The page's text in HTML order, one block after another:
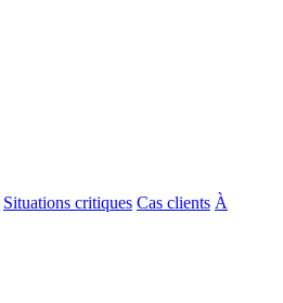
Situations critiques Cas clients À